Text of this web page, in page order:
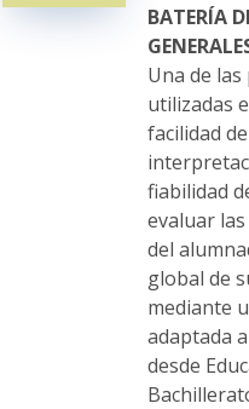
elegir
en
la
página
de
producto
BATERÍA
Una de
utilizadas
facilidad
fiabilidad
evaluar
del
global de
mediante
adaptada
desde